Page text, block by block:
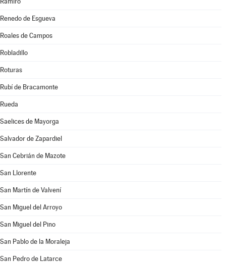
Renedo de Esgueva
Roales de Campos
Robladillo
Roturas
Rubí de Bracamonte
Rueda
Saelices de Mayorga
Salvador de Zapardiel
San Cebrián de Mazote
San Llorente
San Martín de Valvení
San Miguel del Arroyo
San Miguel del Pino
San Pablo de la Moraleja
San Pedro de Latarce